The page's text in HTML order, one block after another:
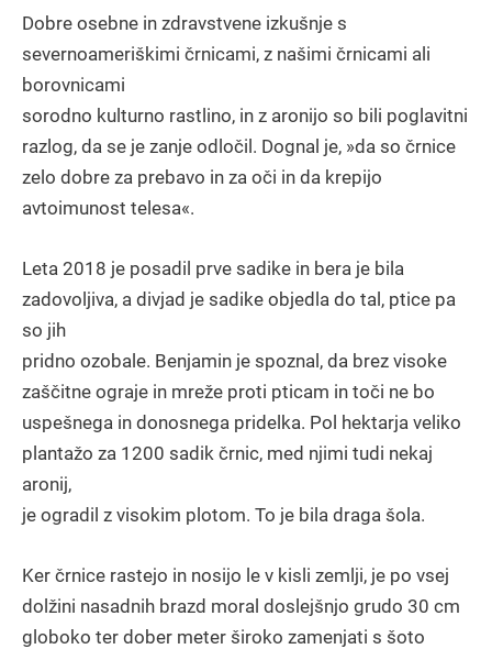
Dobre osebne in zdravstvene izkušnje s
severnoameriškimi črnicami, z našimi črnicami ali
borovnicami
sorodno kulturno rastlino, in z aronijo so bili poglavitni
razlog, da se je zanje odločil. Dognal je, »da so črnice
zelo dobre za prebavo in za oči in da krepijo
avtoimunost telesa«.
Leta 2018 je posadil prve sadike in bera je bila
zadovoljiva, a divjad je sadike objedla do tal, ptice pa
so jih
pridno ozobale. Benjamin je spoznal, da brez visoke
zaščitne ograje in mreže proti pticam in toči ne bo
uspešnega in donosnega pridelka. Pol hektarja veliko
plantažo za 1200 sadik črnic, med njimi tudi nekaj
aronij,
je ogradil z visokim plotom. To je bila draga šola.
Ker črnice rastejo in nosijo le v kisli zemlji, je po vsej
dolžini nasadnih brazd moral doslejšnjo grudo 30 cm
globoko ter dober meter široko zamenjati s šoto